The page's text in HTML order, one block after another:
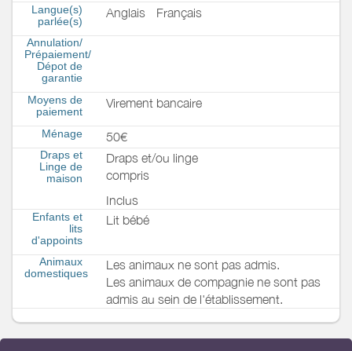
Langue(s)
parlée(s)
Anglais Français
Annulation/
Prépaiement/
Dépot de
garantie
Moyens de
paiement
Virement bancaire
Ménage 50€
Draps et
Linge de
maison
Draps et/ou linge
compris
Inclus
Enfants et
lits
d'appoints
Lit bébé
Animaux
domestiques
Les animaux ne sont pas admis.
Les animaux de compagnie ne sont pas
admis au sein de l'établissement.